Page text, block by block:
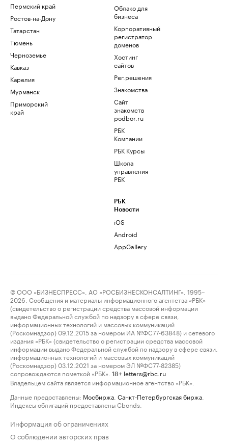
Пермский край
Ростов-на-Дону
Татарстан
Тюмень
Черноземье
Кавказ
Карелия
Мурманск
Приморский
край
Облако для
бизнеса
Корпоративный
регистратор
доменов
Хостинг
сайтов
Рег.решения
Знакомства
Сайт
знакомств
podbor.ru
РБК
Компании
РБК Курсы
Школа
управления
РБК
РБК
Новости
iOS
Android
AppGallery
© ООО «БИЗНЕСПРЕСС», АО «РОСБИЗНЕСКОНСАЛТИНГ», 1995–
2026. Сообщения и материалы информационного агентства «РБК»
(свидетельство о регистрации средства массовой информации
выдано Федеральной службой по надзору в сфере связи,
информационных технологий и массовых коммуникаций
(Роскомнадзор) 09.12.2015 за номером ИА №ФС77-63848) и сетевого
издания «РБК» (свидетельство о регистрации средства массовой
информации выдано Федеральной службой по надзору в сфере связи,
информационных технологий и массовых коммуникаций
(Роскомнадзор) 03.12.2021 за номером ЭЛ №ФС77-82385)
сопровождаются пометкой «РБК».
18+ letters@rbc.ru
Владельцем сайта является информационное агентство «РБК».
Данные предоставлены: Мосбиржа Санкт-Петербургская биржа
Индексы облигаций предоставлены Cbonds.
Информация об ограничениях
О соблюдении авторских прав